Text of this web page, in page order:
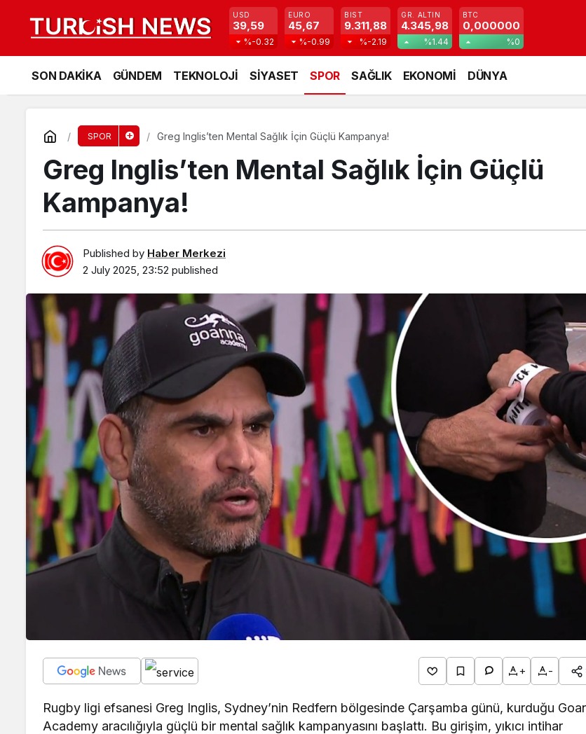
USD
39,59
%-0.32
EURO
45,67
%-0.99
BIST
9.311,88
%-2.19
GR. ALTIN
4.345,98
%1.44
BTC
0,000000
%0
SON DAKİKA GÜNDEM TEKNOLOJİ SİYASET SPOR SAĞLIK EKONOMİ DÜNYA
SPOR Greg Inglis’ten Mental Sağlık İçin Güçlü Kampanya!
Greg Inglis’ten Mental Sağlık İçin Güçlü
Kampanya!
Published by Haber Merkezi
2 July 2025, 23:52 published
+ -
Rugby ligi efsanesi Greg Inglis, Sydney’nin Redfern bölgesinde Çarşamba günü, kurduğu
Academy aracılığıyla güçlü bir mental sağlık kampanyasını başlattı. Bu girişim, yıkıcı intihar